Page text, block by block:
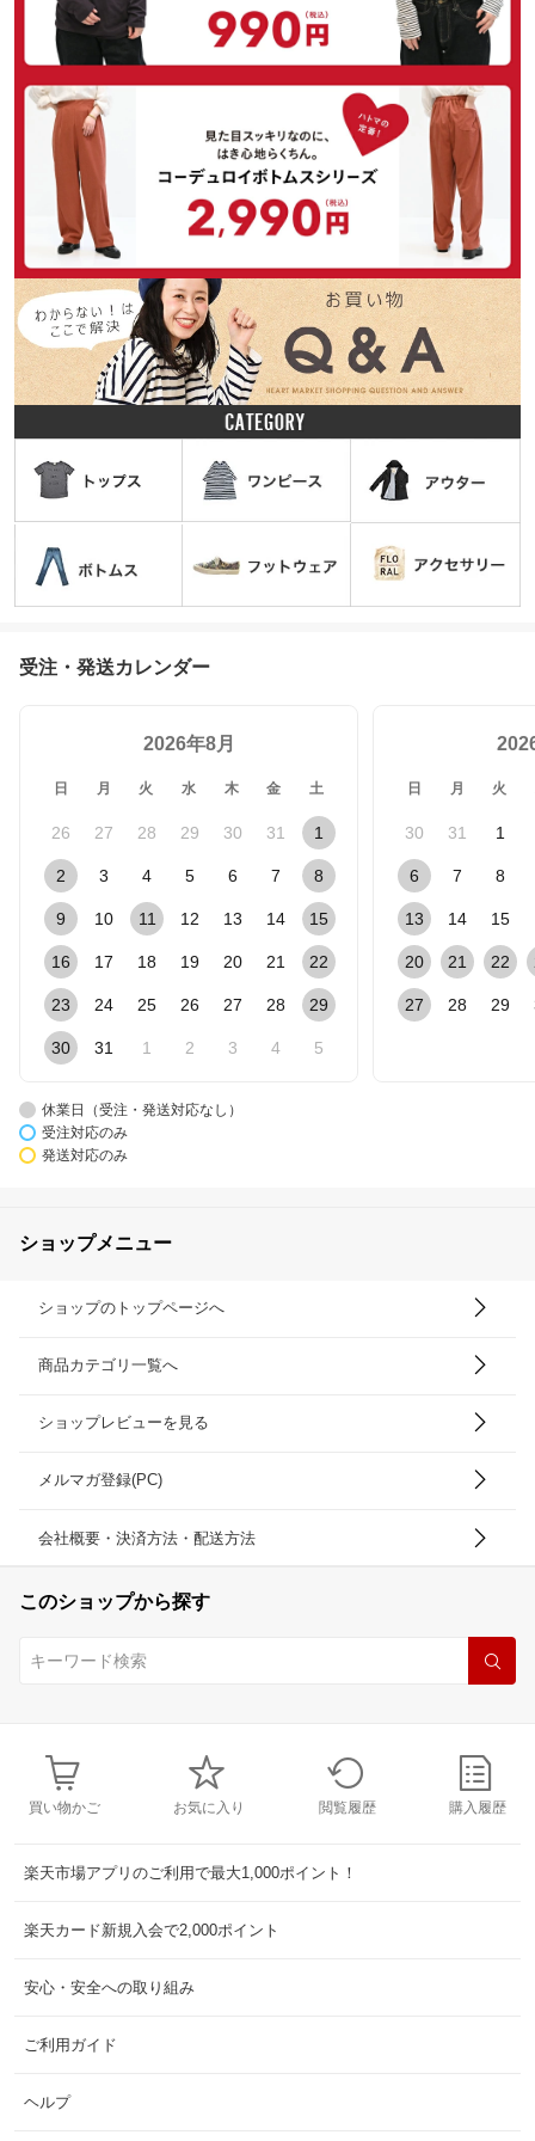
受注・発送カレンダー
2026年8月
日 月 火 水 木 金 土
26 27 28 29 30 31 1
2 3 4 5 6 7 8
9 10 11 12 13 14 15
16 17 18 19 20 21 22
23 24 25 26 27 28 29
30 31 1 2 3 4 5
日 月 火
30 31 1
6 7 8
13 14 15
20 21 22
27 28 29
休業日（受注・発送対応なし）
受注対応のみ
発送対応のみ
ショップメニュー
ショップのトップページへ
商品カテゴリ一覧へ
ショップレビューを見る
メルマガ登録(PC)
会社概要・決済方法・配送方法
このショップから探す
買い物かご お気に入り 閲覧履歴 購入履歴
楽天市場アプリのご利用で最大1,000ポイント！
楽天カード新規入会で2,000ポイント
安心・安全への取り組み
ご利用ガイド
ヘルプ